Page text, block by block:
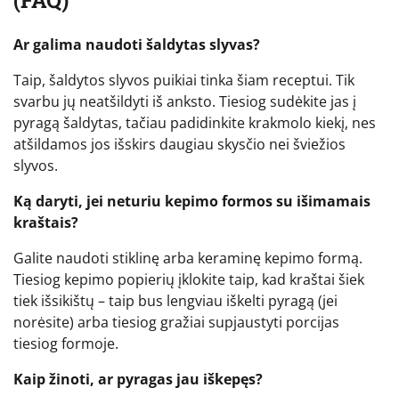
Ar galima naudoti šaldytas slyvas?
Taip, šaldytos slyvos puikiai tinka šiam receptui. Tik
svarbu jų neatšildyti iš anksto. Tiesiog sudėkite jas į
pyragą šaldytas, tačiau padidinkite krakmolo kiekį, nes
atšildamos jos išskirs daugiau skysčio nei šviežios
slyvos.
Ką daryti, jei neturiu kepimo formos su išimamais
kraštais?
Galite naudoti stiklinę arba keraminę kepimo formą.
Tiesiog kepimo popierių įklokite taip, kad kraštai šiek
tiek išsikištų – taip bus lengviau iškelti pyragą (jei
norėsite) arba tiesiog gražiai supjaustyti porcijas
tiesiog formoje.
Kaip žinoti, ar pyragas jau iškepęs?